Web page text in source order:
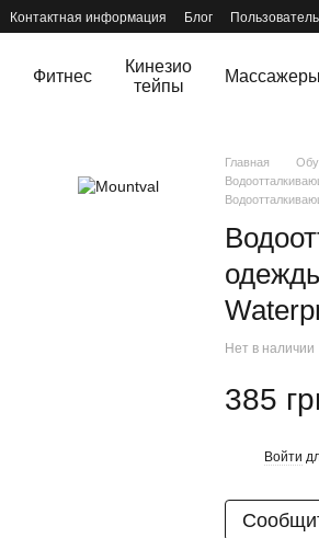
Контактная информация Блог
Фитнес
Кинезио
тейпы
Массажеры
Главная
Нет в наличии
385
Войти